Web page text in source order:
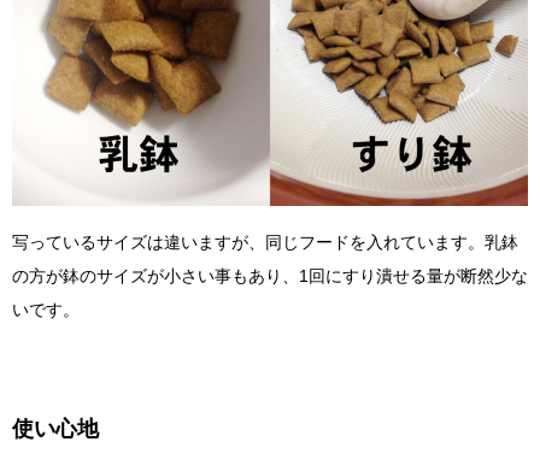
写っているサイズは違いますが、同じフードを入れています。乳鉢
の方が鉢のサイズが小さい事もあり、1回にすり潰せる量が断然少な
いです。
使い心地